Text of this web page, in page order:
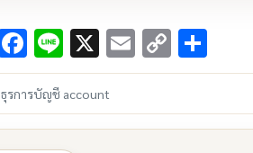
Facebook
Line
X Email
Copy
Link
ธุรการบัญชี account